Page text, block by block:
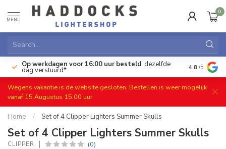
MENU
0
Op werkdagen voor 16:00 uur besteld, dezelfde
dag verstuurd* Gratis
4.8 /5
Wegens vakantie is de website gesloten. Bestellen is weer mogelijk
vanaf 15 Augustus 15.00 uur
Home / Set of 4 Clipper Lighters Summer Skulls
Set of 4 Clipper Lighters Summer Skulls
CLIPPER (0)